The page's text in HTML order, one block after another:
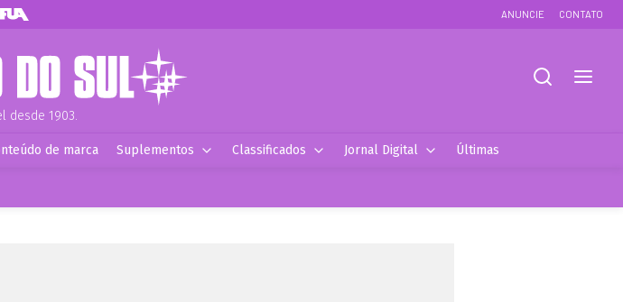
ANUNCIE CONTATO
desde 1903.
de marca Suplementos Classificados Jornal Digital Últimas